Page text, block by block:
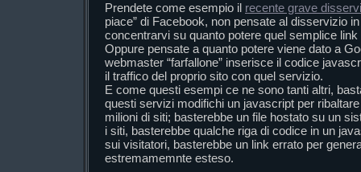
Prendete come esempio il recente grave
piace” di Facebook, non pensate al disservizio
concentrarvi su quanto potere quel semplice
Oppure pensate a quanto potere viene dato a
webmaster “farfallone” inserisce il codice
il traffico del proprio sito con quel servizio.
E come questi esempi ce ne sono tanti altri,
questi servizi modifichi un javascript per
milioni di siti; basterebbe un file hostato su un
i siti, basterebbe qualche riga di codice in un
sui visitatori, basterebbe un link errato per
estremamemnte esteso.